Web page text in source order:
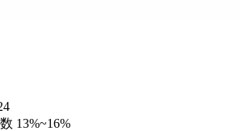
13%~16%